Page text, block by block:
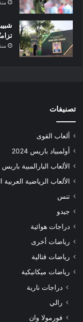
تزامنًا
تصنيفات
ألعاب القوى
أولمبياد باريس 2024
الألعاب البارالمبية باريس 2024
الألعاب الرياضية العربية
تنس
جيدو
دراجات هوائية
رياضات أخرى
رياضات قتالية
رياضات ميكانيكية
دراجات نارية
رالي
فورمولا وان